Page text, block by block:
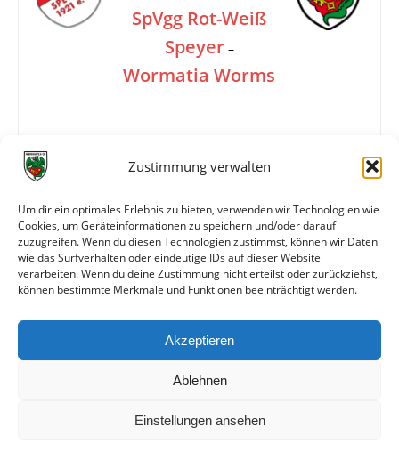
Zustimmung verwalten
Um dir ein optimales Erlebnis zu bieten, verwenden wir Technologien wie
Cookies, um Geräteinformationen zu speichern und/oder darauf
zuzugreifen. Wenn du diesen Technologien zustimmst, können wir Daten
wie das Surfverhalten oder eindeutige IDs auf dieser Website
verarbeiten. Wenn du deine Zustimmung nicht erteilst oder zurückziehst,
können bestimmte Merkmale und Funktionen beeinträchtigt werden.
Akzeptieren
Ablehnen
Einstellungen ansehen
SpVgg Rot-Weiß
Speyer –
Wormatia Worms
0:11
Info
Wormatia Worms
Müller, Pohle, Würz, Hausmann, Wi. Anthes,
Vogt….
Alle bisherigen Partien der beiden Mannschaften
anzeigen